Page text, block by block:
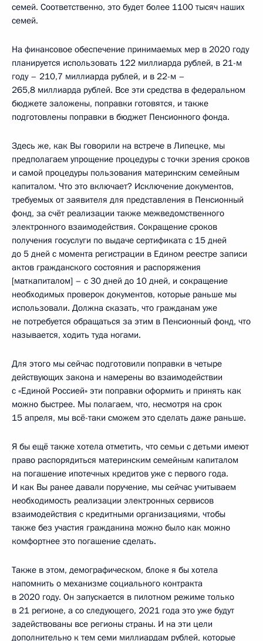
семей. Соответственно, это будет более 1100 тысяч наших
семей.
На финансовое обеспечение принимаемых мер в 2020 году
планируется использовать 122 миллиарда рублей, в 21-м
году – 210,7 миллиарда рублей, и в 22-м –
265,8 миллиарда рублей. Все эти средства в федеральном
бюджете заложены, поправки готовятся, и также
подготовлены поправки в бюджет Пенсионного фонда.
Здесь же, как Вы говорили на встрече в Липецке, мы
предполагаем упрощение процедуры с точки зрения сроков
и самой процедуры пользования материнским семейным
капиталом. Что это включает? Исключение документов,
требуемых от заявителя для представления в Пенсионный
фонд, за счёт реализации также межведомственного
электронного взаимодействия. Сокращение сроков
получения госуслуги по выдаче сертификата с 15 дней
до 5 дней с момента регистрации в Едином реестре записи
актов гражданского состояния и распоряжения
[маткапиталом] – с 30 дней до 10 дней, и сокращение
необходимых проверок документов, которые раньше мы
использовали. Должна сказать, что гражданам уже
не потребуется обращаться за этим в Пенсионный фонд, что
называется, ходить туда ногами.
Для этого мы сейчас подготовили поправки в четыре
действующих закона и намерены во взаимодействии
с «Единой Россией» эти поправки оформить и принять как
можно быстрее. Мы полагаем, что, несмотря на срок
15 апреля, мы всё-таки сможем это сделать даже раньше.
Я бы ещё также хотела отметить, что семьи с детьми имеют
право распорядиться материнским семейным капиталом
на погашение ипотечных кредитов уже с первого года.
И как Вы ранее давали поручение, мы сейчас учитываем
необходимость реализации электронных сервисов
взаимодействия с кредитными организациями, чтобы
также без участия гражданина можно было как можно
комфортнее это погашение сделать.
Также в этом, демографическом, блоке я бы хотела
напомнить о механизме социального контракта
в 2020 году. Он запускается в пилотном режиме только
в 21 регионе, а со следующего, 2021 года это уже будут
задействованы все регионы страны. И на эти цели
дополнительно к тем семи миллиардам рублей, которые